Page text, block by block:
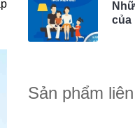
của
Sản phẩm